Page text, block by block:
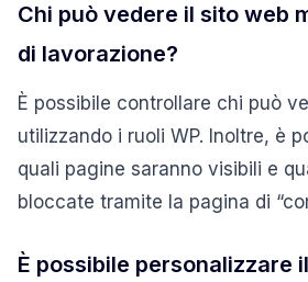
Chi può vedere il sito web
di lavorazione?
È possibile controllare chi può
utilizzando i ruoli WP. Inoltre, è
quali pagine saranno visibili e
bloccate tramite la pagina di
È possibile personalizzare